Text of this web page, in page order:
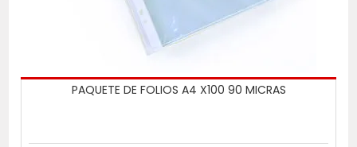
PAQUETE DE FOLIOS A4 X100 90 MICRAS